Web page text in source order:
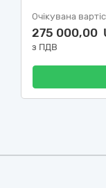
Очікувана
275 000,00
з ПДВ